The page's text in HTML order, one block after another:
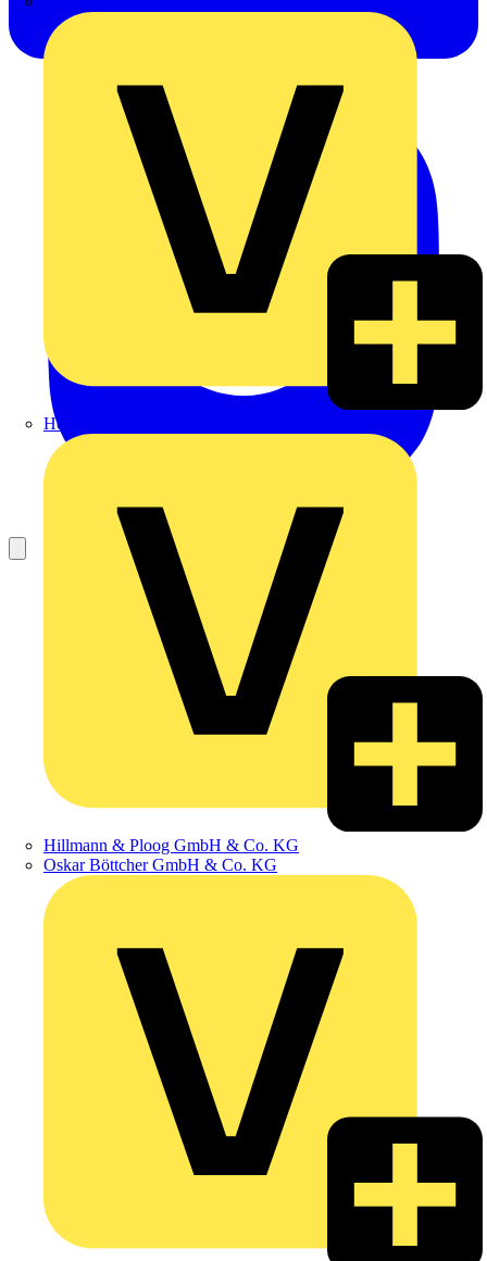
Heinrich Häusler GmbH
Hillmann & Ploog GmbH & Co. KG
Oskar Böttcher GmbH & Co. KG